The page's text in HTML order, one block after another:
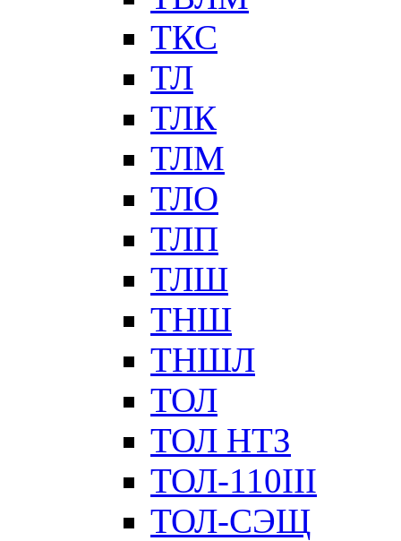
ТКС
ТЛ
ТЛК
ТЛМ
ТЛО
ТЛП
ТЛШ
ТНШ
ТНШЛ
ТОЛ
ТОЛ НТЗ
ТОЛ-110III
ТОЛ-СЭЩ